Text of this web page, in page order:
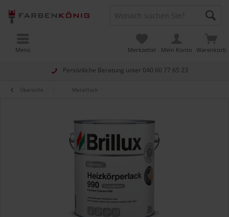
Persönliche Beratung unter 040 60 77 65 23
Warenkorb
Merkzettel Mein Konto
Menü
Übersicht Metalllack